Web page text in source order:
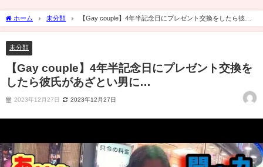
ホーム 未分類
【Gay couple】4年半記念日にプレゼント交換をしたら彼氏
があざとい男に…
未分類
【Gay couple】4年半記念日にプレゼント交換を
したら彼氏があざとい男に…
2023年12月27日 2023年12月27日